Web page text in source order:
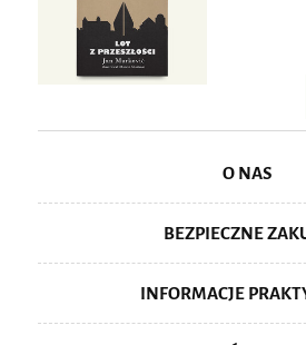
O NAS
BEZPIECZNE
INFORMACJE